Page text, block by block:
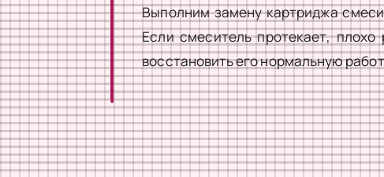
Выполним замену картриджа
Если смеситель протекает,
восстановить его нормальную